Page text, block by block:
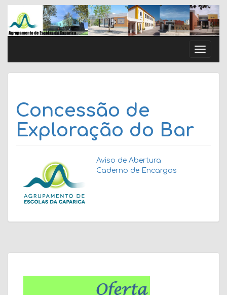
Skip
content
Toggle
Concessão de
Exploração do Bar
Aviso de Abertura
Caderno de Encargos